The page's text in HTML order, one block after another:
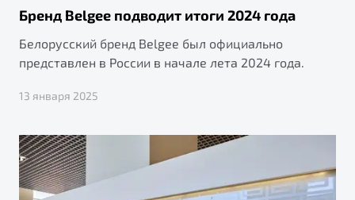
Бренд Belgee подводит итоги 2024 года
Белорусский бренд Belgee был официально
представлен в России в начале лета 2024 года.
13 января 2025